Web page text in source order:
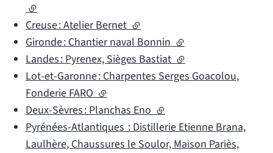
(lien externe)
Creuse : Atelier Bernet(lien externe)
Gironde : Chantier naval Bonnin(lien externe)
Landes : Pyrenex, Sièges Bastiat(lien externe)
Lot-et-Garonne : Charpentes Serges Goacolou,
Fonderie FARO(lien externe)
Deux-Sèvres : Planchas Eno(lien externe)
Pyrénées-Atlantiques : Distillerie Etienne Brana,
Laulhère, Chaussures le Soulor, Maison Pariès,